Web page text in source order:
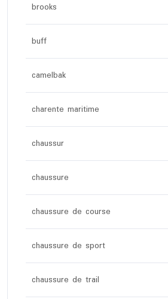
brooks
buff
camelbak
charente maritime
chaussur
chaussure
chaussure de course
chaussure de sport
chaussure de trail